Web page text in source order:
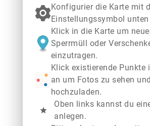
Konfigurier die Karte mit
Einstellungssymbol unten
Klick in die Karte um
Sperrmüll oder
einzutragen.
Klick existierende Punkte
an um Fotos zu sehen und
hochzuladen.
star
Oben links kannst du
anlegen.